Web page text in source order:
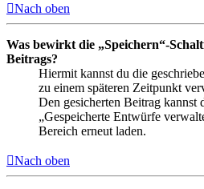
Nach oben
Was bewirkt die „Speichern“-
Beitrags?
Hiermit kannst du die
zu einem späteren Zeitpunkt
Den gesicherten Beitrag kannst
„Gespeicherte Entwürfe
Bereich erneut laden.
Nach oben